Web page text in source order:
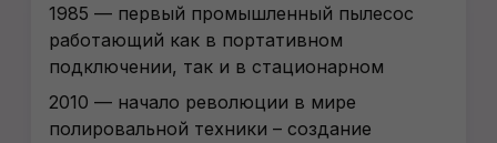
1985 — первый промышленный пылесос
работающий как в портативном
подключении, так и в стационарном
2010 — начало революции в мире
полировальной техники – создание